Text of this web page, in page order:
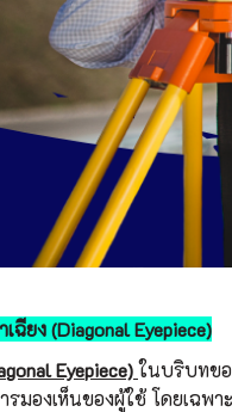
ฉียง (Diagonal Eyepiece)
Eyepiece)ในบริบทขอ
มองเห็นของผู้ใช้ โดยเฉพา